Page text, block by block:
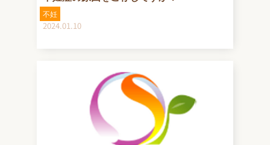
不妊
2024.01.10